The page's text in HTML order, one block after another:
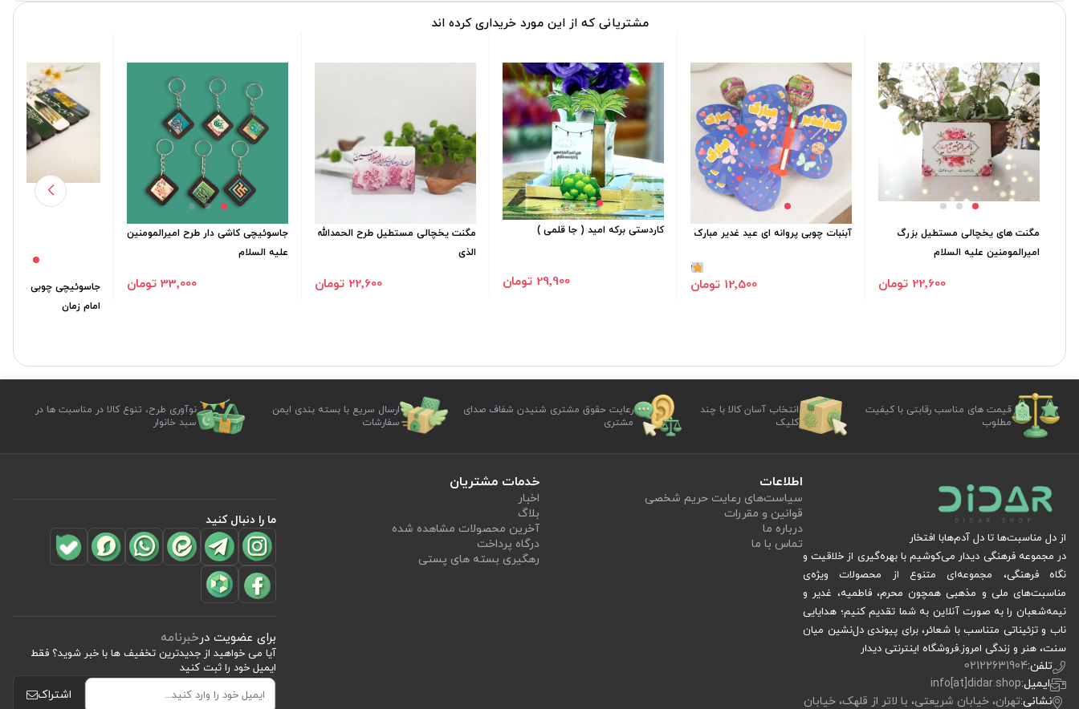
مشتریانی که از این مورد خریداری کرده اند
مگنت های یخچالی مستطیل بزرگ
امیرالمومنین علیه السلام
22٬600 تومان
آبنبات چوبی پروانه ای عید غدیر مبارک
1
12٬500 تومان
کاردستی برکه امید ( جا قلمی )
29٬900 تومان
مگنت یخچالی مستطیل طرح الحمدالله
الذی
22٬600 تومان
جاسوئیچی کاشی دار طرح امیرالمومنین
علیه السلام
33٬000 تومان
جاسوئیچی چوبی دو
امام زمان
قیمت های مناسب رقابتی با کیفیت
مطلوب
انتخاب آسان کالا با چند
کلیک
رعایت حقوق مشتری شنیدن شفاف صدای
مشتری
ارسال سریع با بسته بندی ایمن
سفارشات
نوآوری طرح، تنوع کالا در مناسبت ها در
سبد خانوار
از دل مناسبت‌ها تا دل آدم‌هابا افتخار
در مجموعه فرهنگی دیدار می‌کوشیم با بهره‌گیری از خلاقیت و
نگاه فرهنگی، مجموعه‌ای متنوع از محصولات ویژه‌ی
مناسبت‌های ملی و مذهبی همچون محرم، فاطمیه، غدیر و
نیمه‌شعبان را به صورت آنلاین به شما تقدیم کنیم؛ هدایایی
ناب و تزئیناتی متناسب با شعائر، برای پیوندی دل‌نشین میان
سنت، هنر و زندگی امروز.فروشگاه اینترنتی دیدار
تلفن:02122631904
ایمیل:info[at]didar.shop
نشانی:تهران، خیابان شریعتی، با لاتر از قلهک، خیابان
اطلاعات
سیاست‏‌های رعایت حریم شخصی
قوانین و مقررات
درباره ما
تماس با ما
خدمات مشتریان
اخبار
بلاگ
آخرین محصولات مشاهده شده
درگاه پرداخت
رهگیری بسته های پستی
ما را دنبال کنید
برای عضویت درخبرنامه
آیا می خواهید از جدید‌ترین تخفیف‌ ها با‌ خبر شوید؟ فقط
ایمیل خود را ثبت کنید
اشتراک